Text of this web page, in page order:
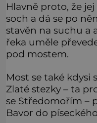
Hlavně proto, že
soch a dá se po
stavěn na suchu a
řeka uměle
pod mostem.
Most se také
Zlaté stezky – ta
se Středomořím –
Bavor do